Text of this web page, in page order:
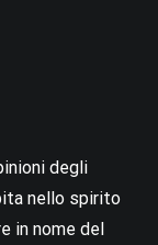
degli
nello spirito
in nome del